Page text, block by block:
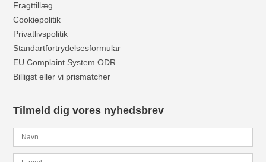
Fragttillæg
Cookiepolitik
Privatlivspolitik
Standartfortrydelsesformular
EU Complaint System ODR
Billigst eller vi prismatcher
Tilmeld dig vores nyhedsbrev